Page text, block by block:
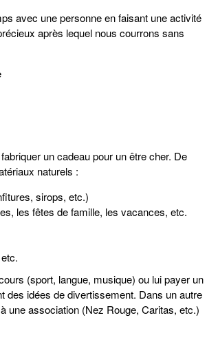
avec une personne en faisant une activité
après lequel nous courrons sans
un cadeau pour un être cher. De
naturels :
sirops, etc.)
les fêtes de famille, les vacances, etc.
(sport, langue, musique) ou lui payer un
des idées de divertissement. Dans un autre
une association (Nez Rouge, Caritas, etc.)